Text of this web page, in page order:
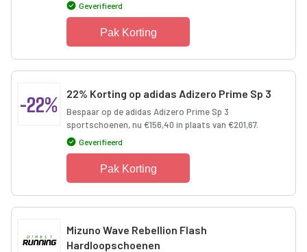
Geverifieerd
Pak Korting
-22% 22% Korting op adidas Adizero Prime Sp 3
Bespaar op de adidas Adizero Prime Sp 3
sportschoenen, nu €156,40 in plaats van €201,67.
Geverifieerd
Pak Korting
Mizuno Wave Rebellion Flash
Hardloopschoenen